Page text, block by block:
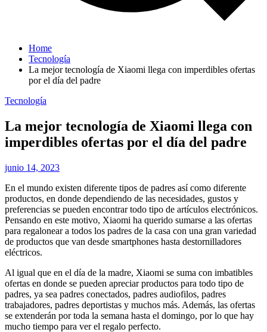
Home
Tecnología
La mejor tecnología de Xiaomi llega con imperdibles ofertas
por el día del padre
Tecnología
La mejor tecnología de Xiaomi llega con
imperdibles ofertas por el día del padre
junio 14, 2023
En el mundo existen diferente tipos de padres así como diferente
productos, en donde dependiendo de las necesidades, gustos y
preferencias se pueden encontrar todo tipo de artículos electrónicos.
Pensando en este motivo, Xiaomi ha querido sumarse a las ofertas
para regalonear a todos los padres de la casa con una gran variedad
de productos que van desde smartphones hasta destornilladores
eléctricos.
Al igual que en el día de la madre, Xiaomi se suma con imbatibles
ofertas en donde se pueden apreciar productos para todo tipo de
padres, ya sea padres conectados, padres audiofilos, padres
trabajadores, padres deportistas y muchos más. Además, las ofertas
se extenderán por toda la semana hasta el domingo, por lo que hay
mucho tiempo para ver el regalo perfecto.